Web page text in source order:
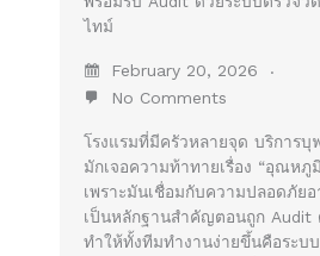
ไทม์
February 20, 2026
No Comments
โรงแรมที่มีครัวหลายจุด บริการบุ
มักเจอความท้าทายเรื่อง “อุณหภู
เพราะมันเชื่อมกับความปลอดภัย
เป็นหลักฐานสำคัญตอนถูก Audit
ทำให้ทั้งทีมทำงานง่ายขึ้นคือระบ